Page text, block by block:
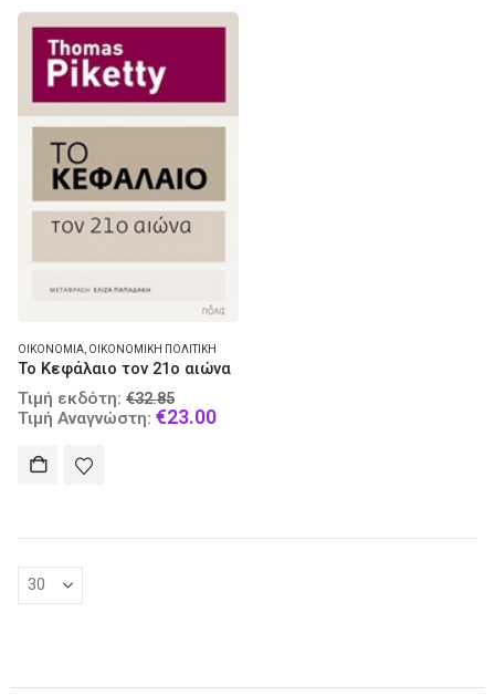
ΟΙΚΟΝΟΜΊΑ ΟΙΚΟΝΟΜΙΚΉ ΠΟΛΙΤΙΚΉ
Το Κεφάλαιο τον 21ο αιώνα
Τιμή εκδότη: €32.85
price
Τιμή Αναγνώστη: €23.00Current